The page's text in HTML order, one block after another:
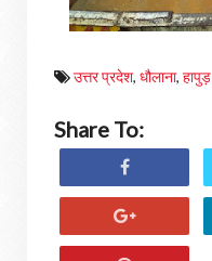
उत्तर प्रदेश, धौलाना, हापुड़
Share To: